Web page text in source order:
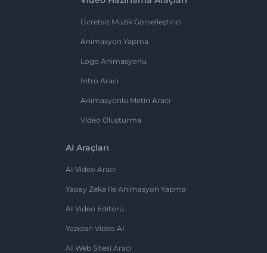
Ücretsiz Müzik Görselleştirici
Animasyon Yapma
Logo Animasyonu
İntro Aracı
Animasyonlu Metin Aracı
Video Oluşturma
AI Araçları
AI Video Aracı
Yapay Zeka Ile Animasyon Yapma
AI Video Editörü
Yazıdan Video AI
AI Web Sitesi Aracı